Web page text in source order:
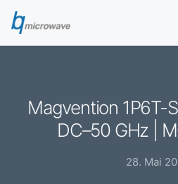
Magvention 1P6T-
DC–50 GHz |
28. Mai